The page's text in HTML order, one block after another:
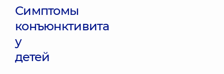
Симптомы
конъюнктивита
у
детей